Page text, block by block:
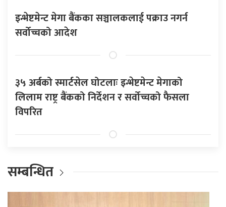
इन्भेष्टमेन्ट मेगा बैंकका सञ्चालकलाई पक्राउ नगर्न
सर्वोच्चको आदेश
३५ अर्बको स्मार्टसेल घोटलाः इन्भेष्टमेन्ट मेगाको
लिलाम राष्ट्र बैंकको निर्देशन र सर्वोच्चको फैसला
विपरित
सम्बन्धित